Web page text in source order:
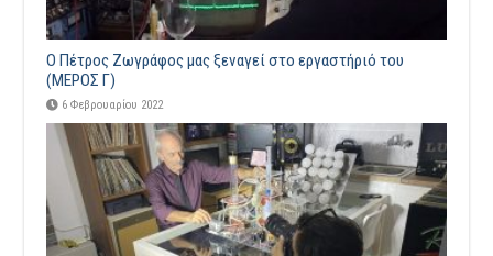
Ο Πέτρος Ζωγράφος μας ξεναγεί στο εργαστήριό του
(ΜΕΡΟΣ Γ)
6 Φεβρουαρίου 2022